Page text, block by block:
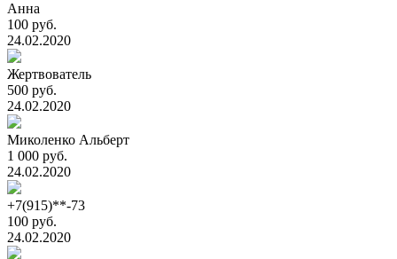
Анна
100 руб.
24.02.2020
Жертвователь
500 руб.
24.02.2020
Миколенко Альберт
1 000 руб.
24.02.2020
+7(915)**-73
100 руб.
24.02.2020